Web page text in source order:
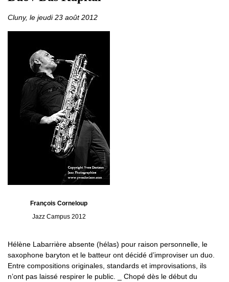
Cluny, le jeudi 23 août 2012
François Corneloup
Jazz Campus 2012
Hélène Labarrière absente (hélas) pour raison personnelle, le
saxophone baryton et le batteur ont décidé d’improviser un duo.
Entre compositions originales, standards et improvisations, ils
n’ont pas laissé respirer le public. _ Chopé dès le début du